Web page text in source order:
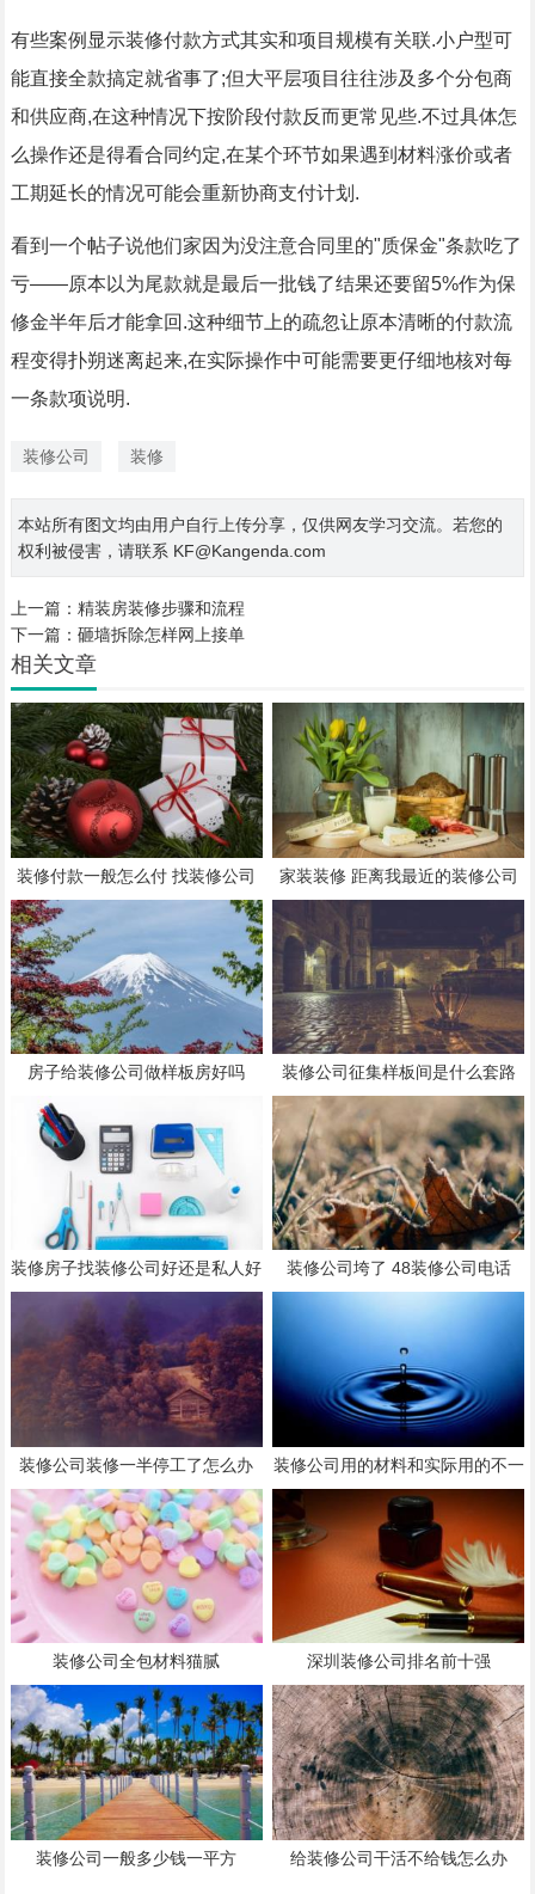
有些案例显示装修付款方式其实和项目规模有关联.小户型可
能直接全款搞定就省事了;但大平层项目往往涉及多个分包商
和供应商,在这种情况下按阶段付款反而更常见些.不过具体怎
么操作还是得看合同约定,在某个环节如果遇到材料涨价或者
工期延长的情况可能会重新协商支付计划.
看到一个帖子说他们家因为没注意合同里的"质保金"条款吃了
亏——原本以为尾款就是最后一批钱了结果还要留5%作为保
修金半年后才能拿回.这种细节上的疏忽让原本清晰的付款流
程变得扑朔迷离起来,在实际操作中可能需要更仔细地核对每
一条款项说明.
装修公司 装修
本站所有图文均由用户自行上传分享，仅供网友学习交流。若您的
权利被侵害，请联系 KF@Kangenda.com
上一篇： 精装房装修步骤和流程
下一篇： 砸墙拆除怎样网上接单
相关文章
装修付款一般怎么付 找装修公司
应该怎么谈
家装装修 距离我最近的装修公司
房子给装修公司做样板房好吗 装修公司征集样板间是什么套路
装修房子找装修公司好还是私人好 装修公司垮了 48装修公司电话
装修公司装修一半停工了怎么办
装修公司用的材料和实际用的不一
致
装修公司全包材料猫腻 深圳装修公司排名前十强
装修公司一般多少钱一平方 给装修公司干活不给钱怎么办